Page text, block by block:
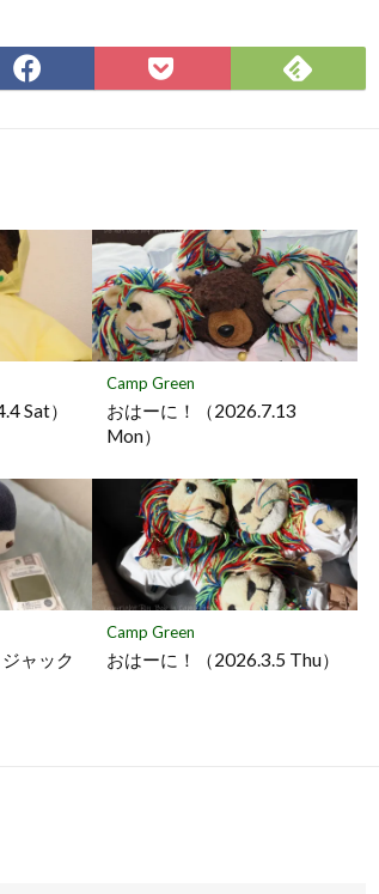
Facebook
で
Pocket
に
Feedly
で
Sat）
Camp Green
おはーに！（2026.7.13
Mon）
ャック
Camp Green
おはーに！（2026.3.5 Thu）